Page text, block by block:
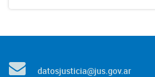
datosjusticia@jus.gov.ar